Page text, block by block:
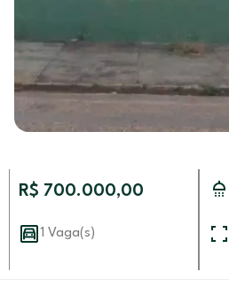
R$ 700.000,00
1 Vaga(s)